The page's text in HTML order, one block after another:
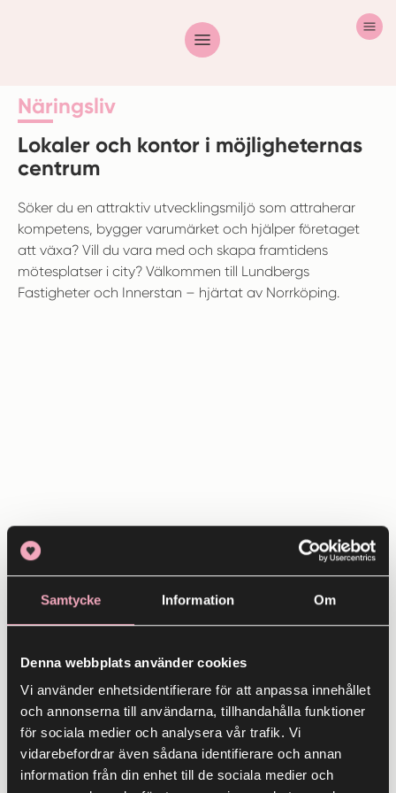
Samtycke Information Om
Denna webbplats använder cookies
Vi använder enhetsidentifierare för att anpassa innehållet
och annonserna till användarna, tillhandahålla funktioner
för sociala medier och analysera vår trafik. Vi
vidarebefordrar även sådana identifierare och annan
information från din enhet till de sociala medier och
Näringsliv
Lokaler och kontor i möjligheternas
centrum
Söker du en attraktiv utvecklingsmiljö som attraherar
kompetens, bygger varumärket och hjälper företaget
att växa? Vill du vara med och skapa framtidens
mötesplatser i city? Välkommen till Lundbergs
Fastigheter och Innerstan – hjärtat av Norrköping.